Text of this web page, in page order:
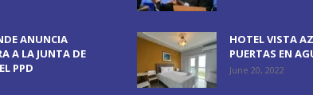
ANUNCIA
A LA JUNTA DE
PPD
HOTEL VISTA
PUERTAS EN
June 20, 2022